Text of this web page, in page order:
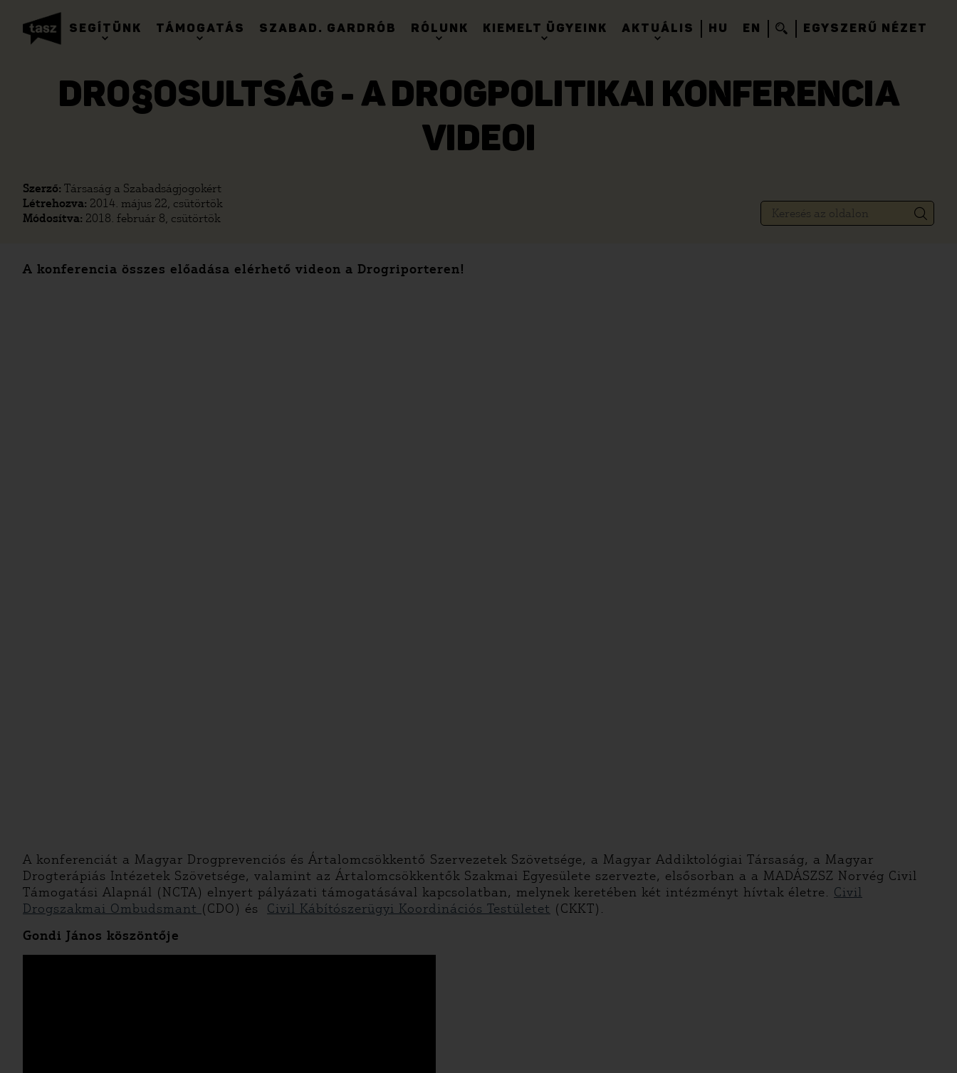
SEGÍTÜNK TÁMOGATÁS SZABAD. GARDRÓB RÓLUNK KIEMELT ÜGYEINK AKTUÁLIS HU EN EGYSZERŰ NÉZET
DRO§OSULTSÁG - A DROGPOLITIKAI KONFERENCIA
VIDEOI
Szerző: Társaság a Szabadságjogokért
Létrehozva: 2014. május 22, csütörtök
Módosítva: 2018. február 8, csütörtök
A konferencia összes előadása elérhető videon a Drogriporteren!
A konferenciát a Magyar Drogprevenciós és Ártalomcsökkentő Szervezetek Szövetsége, a Magyar Addiktológiai Társaság, a Magyar
Drogterápiás Intézetek Szövetsége, valamint az Ártalomcsökkentők Szakmai Egyesülete szervezte, elsősorban a a MADÁSZSZ Norvég Civil
Támogatási Alapnál (NCTA) elnyert pályázati támogatásával kapcsolatban, melynek keretében két intézményt hívtak életre. Civil
Drogszakmai Ombudsmant (CDO) és Civil Kábítószerügyi Koordinációs Testületet (CKKT).
Gondi János köszöntője